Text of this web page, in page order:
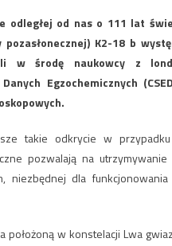
odległej od nas o 111 lat
K2-18 b
w środę naukowcy z
Egzochemicznych
takie odkrycie w
pozwalają na
niezbędnej dla
położoną w konstelacji Lwa